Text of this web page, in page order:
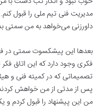
مدیریت فنی تیم ملی را قبول
داورزنی می‌خواهد به من
بعدها این پیشکسوت سمتی در
فکری وجود دارد که این اتاق
تصمیماتی که در کمیته فنی و
پس از مدتی از من خواهش
من این پیشنهاد را قبول کردم